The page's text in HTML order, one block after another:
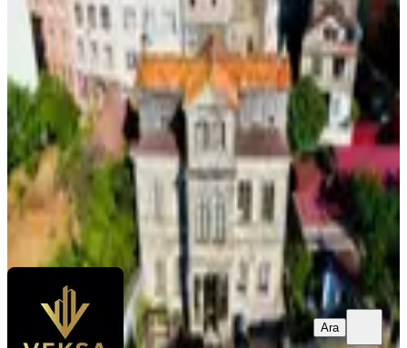
Veksa'dan Meydan Tanjant Cepheli
Miras Niteliğinde Tarihi Köşk
Trabzon, Ortahisar
6+2 ·400 m²·05.08.2026
70.000.000 ₺
Veksa GayrimenkulSamet Hellaç
Ara